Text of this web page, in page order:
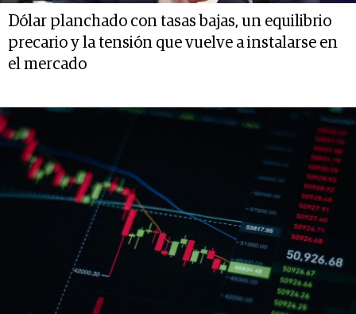
Dólar planchado con tasas bajas, un equilibrio
precario y la tensión que vuelve a instalarse en
el mercado